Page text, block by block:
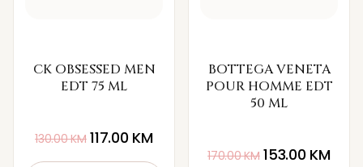
CK OBSESSED MEN
EDT 75 ML
130.00KM 117.00 KM
BOTTEGA VENETA
POUR HOMME EDT
50 ML
170.00KM 153.00 KM